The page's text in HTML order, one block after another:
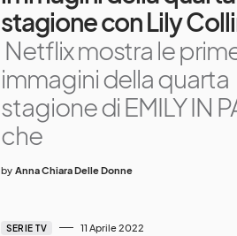
stagione con Lily
Netflix mostra le
immagini della quarta
stagione di EMILY IN
che
by Anna Chiara Delle Donne
SERIE TV 11 Aprile 2022